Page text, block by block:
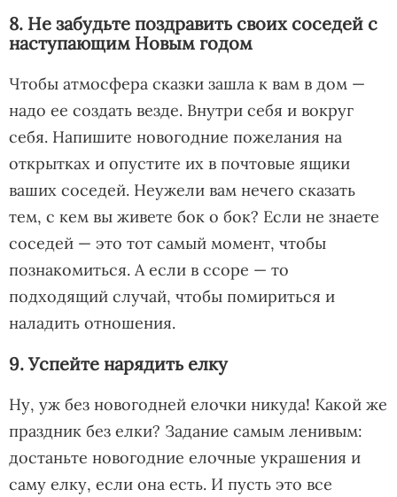
8. Не забудьте поздравить своих соседей с
наступающим Новым годом
Чтобы атмосфера сказки зашла к вам в дом —
надо ее создать везде. Внутри себя и вокруг
себя. Напишите новогодние пожелания на
открытках и опустите их в почтовые ящики
ваших соседей. Неужели вам нечего сказать
тем, с кем вы живете бок о бок? Если не знаете
соседей — это тот самый момент, чтобы
познакомиться. А если в ссоре — то
подходящий случай, чтобы помириться и
наладить отношения.
9. Успейте нарядить елку
Ну, уж без новогодней елочки никуда! Какой же
праздник без елки? Задание самым ленивым:
достаньте новогодние елочные украшения и
саму елку, если она есть. И пусть это все